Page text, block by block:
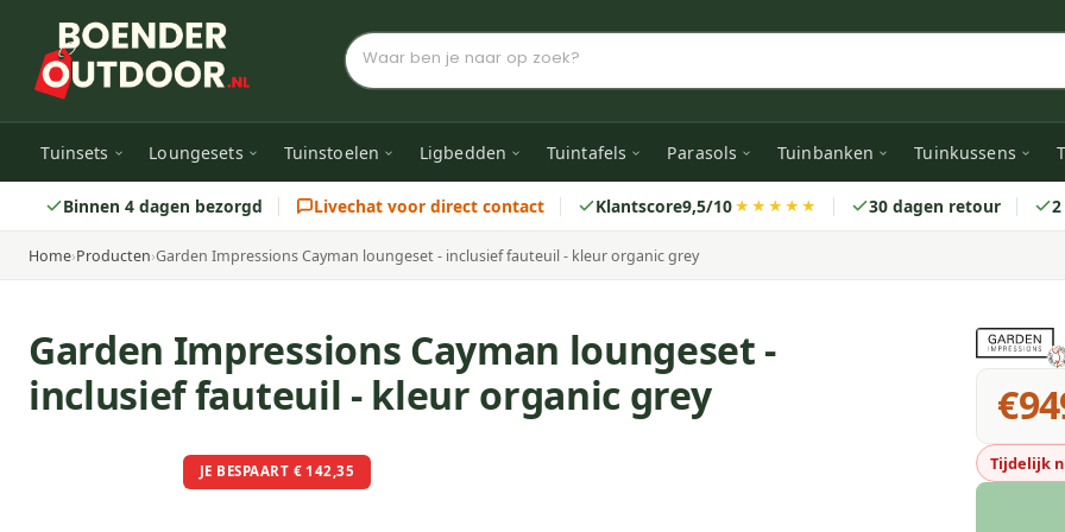
Tuinsets Loungesets Tuinstoelen Ligbedden Tuintafels Parasols Tuinbanken Tuinkussens
Binnen 4 dagen bezorgd Livechat voor direct contact Klantscore9,5/10★★★★★ 30 dagen retour
Home›Producten›Garden Impressions Cayman loungeset - inclusief fauteuil - kleur organic grey
Garden Impressions Cayman loungeset -
inclusief fauteuil - kleur organic grey
JE BESPAART € 142,35 Tijdelijk